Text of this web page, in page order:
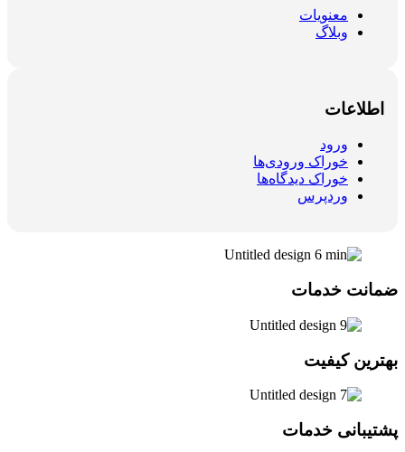
معنویات
وبلاگ
اطلاعات
ورود
خوراک ورودی‌ها
خوراک دیدگاه‌ها
وردپرس
ضمانت خدمات
بهترین کیفیت
پشتیبانی خدمات